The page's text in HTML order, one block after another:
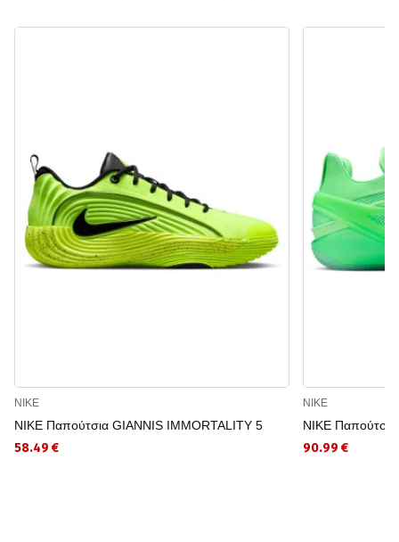
NIKE
NIKE Παπούτσια GIANNIS IMMORTALITY 5
58.49 €
NIKE
NIKE
90.99 €